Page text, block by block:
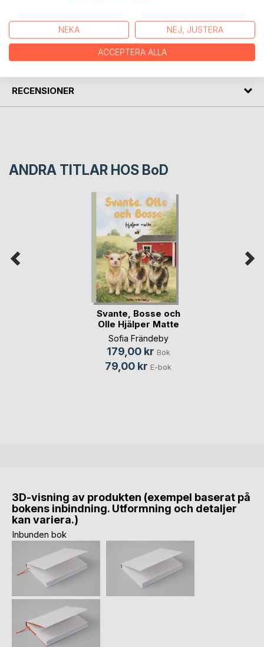
FÖRFATTARE
KOMMENTARER I PRESSEN
RECENSIONER
ANDRA TITLAR HOS BoD
Svante, Bosse och
Olle Hjälper Matte
Sofia Frändeby
179,00 kr Bok
79,00 kr E-bok
3D-visning av produkten (exempel baserat på
bokens inbindning. Utformning och detaljer
kan variera.)
Inbunden bok
NEKA NEJ, JUSTERA
ACCEPTERA ALLA